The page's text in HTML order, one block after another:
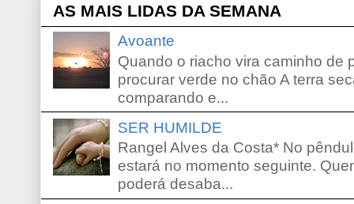
AS MAIS LIDAS DA SEMANA
Avoante
Quando o riacho vira caminho de
procurar verde no chão A terra
comparando e...
SER HUMILDE
Rangel Alves da Costa* No
estará no momento seguinte.
poderá desaba...